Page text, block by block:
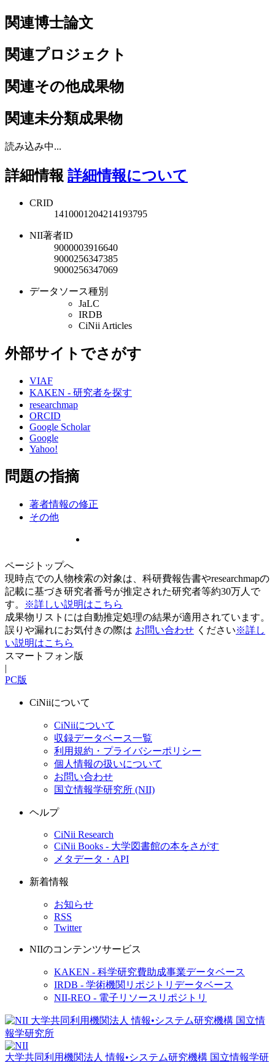
関連博士論文
関連プロジェクト
関連その他成果物
関連未分類成果物
読み込み中...
詳細情報 詳細情報について
CRID
1410001204214193795
NII著者ID
9000003916640
9000256347385
9000256347069
データソース種別
JaLC
IRDB
CiNii Articles
外部サイトでさがす
VIAF
KAKEN - 研究者を探す
researchmap
ORCID
Google Scholar
Google
Yahoo!
問題の指摘
著者情報の修正
その他
ページトップへ
現時点での人物検索の対象は、科研費報告書やresearchmapの
記載に基づき研究者番号が推定された研究者等約30万人で
す。
※詳しい説明はこちら
成果物リストには自動推定処理の結果が適用されています。
誤りや漏れにお気付きの際は お問い合わせ ください※詳し
い説明はこちら
スマートフォン版
|
PC版
CiNiiについて
CiNiiについて
収録データベース一覧
利用規約・プライバシーポリシー
個人情報の扱いについて
お問い合わせ
国立情報学研究所 (NII)
ヘルプ
CiNii Research
CiNii Books - 大学図書館の本をさがす
メタデータ・API
新着情報
お知らせ
RSS
Twitter
NIIのコンテンツサービス
KAKEN - 科学研究費助成事業データベース
IRDB - 学術機関リポジトリデータベース
NII-REO - 電子リソースリポジトリ
大学共同利用機関法人 情報•システム研究機構 国立情報学研